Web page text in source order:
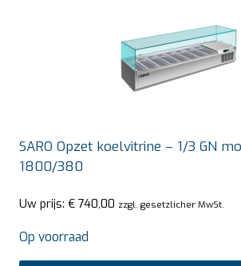
SARO Opzet koelvitrine – 1/3 GN
1800/380
Uw prijs: € 740,00 zzgl. gesetzlicher MwSt.
Op voorraad